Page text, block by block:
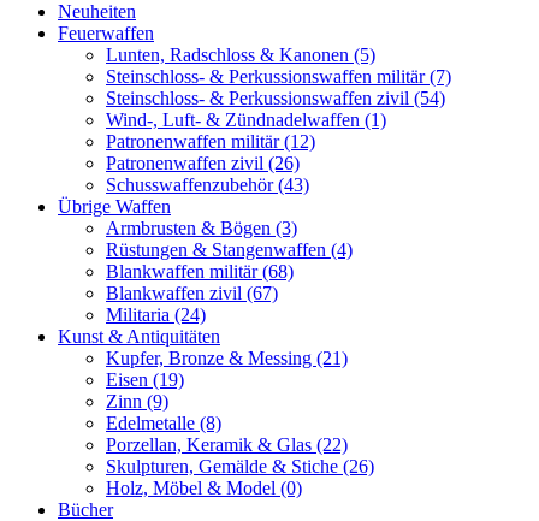
Neuheiten
Feuerwaffen
Lunten, Radschloss & Kanonen (5)
Steinschloss- & Perkussionswaffen militär(7)
Steinschloss- & Perkussionswaffen zivil (54)
Wind-, Luft- & Zündnadelwaffen (1)
Patronenwaffen militär(12)
Patronenwaffen zivil (26)
Schusswaffenzubehör(43)
Übrige Waffen
Armbrusten & Bögen (3)
Rüstungen & Stangenwaffen (4)
Blankwaffen militär(68)
Blankwaffen zivil (67)
Militaria (24)
Kunst & Antiquitäten
Kupfer, Bronze & Messing (21)
Eisen (19)
Zinn (9)
Edelmetalle (8)
Porzellan, Keramik & Glas (22)
Skulpturen, Gemälde & Stiche (26)
Holz, Möbel & Model (0)
Bücher